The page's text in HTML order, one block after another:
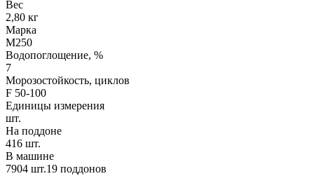
Вес
2,80 кг
Марка
М250
Водопоглощение, %
7
Морозостойкость, циклов
F 50-100
Единицы измерения
шт.
На поддоне
416 шт.
В машине
7904 шт.19 поддонов